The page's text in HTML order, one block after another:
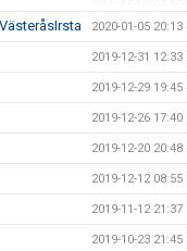
2020-01-05 20:13
2019-12-31 12:33
2019-12-29 19:45
2019-12-26 17:40
2019-12-20 20:48
2019-12-12 08:55
2019-11-12 21:37
2019-10-23 21:45